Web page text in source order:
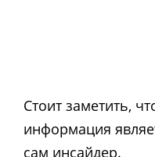
Стоит заметить,
информация
сам инсайдер.